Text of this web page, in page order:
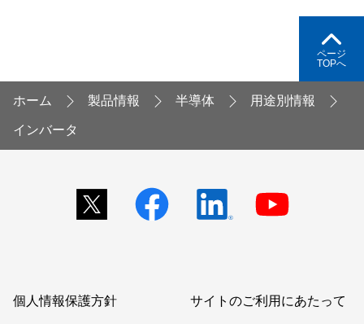
ページ
TOPへ
ホーム 製品情報 半導体 用途別情報
インバータ
個人情報保護方針 サイトのご利用にあたって